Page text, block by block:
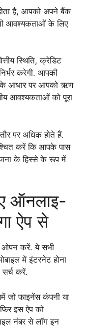
है, आपको अपने बैंक
आवश्यकताओं के लिए
स्थिति, क्रेडिट
करेगी. आपकी
के आधार पर आपको ऋण
आवश्यकताओं को पूरा
पर अधिक होते हैं.
करें कि आपके पास
के हिस्से के रूप में
ऑनलाइ-
ऐप से
ओपन करें. ये सभी
में इंटरनेट होना
करें.
जो फाइनेंस कंपनी या
इस ऐप को
नंबर से लॉग इन